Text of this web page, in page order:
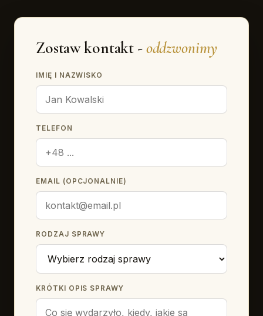
Zostaw kontakt -oddzwonimy
IMIĘ I NAZWISKO
TELEFON
EMAIL (OPCJONALNIE)
RODZAJ SPRAWY
KRÓTKI OPIS SPRAWY